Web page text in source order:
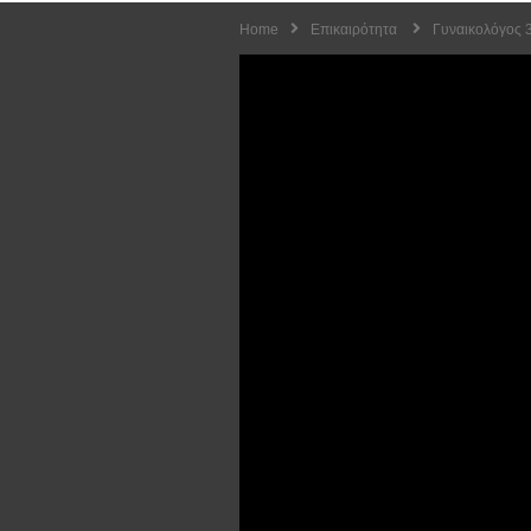
Home Επικαιρότητα Γυναικολόγος